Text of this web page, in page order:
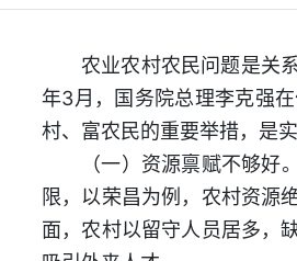
农业农村农民问题是关
年3月，国务院总理李克强
村、富农民的重要举措，是
（一）资源禀赋不够
限，以荣昌为例，农村资源
面，农村以留守人员居多，